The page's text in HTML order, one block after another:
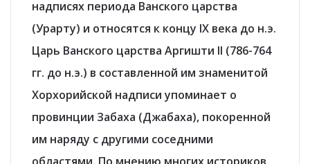
надписях периода Ванского царства
(Урарту) и относятся к концу IX века до н.э.
Царь Ванского царства Аргишти II (786-764
гг. до н.э.) в составленной им знаменитой
Хорхорийской надписи упоминает о
провинции Забаха (Джабаха), покоренной
им наряду с другими соседними